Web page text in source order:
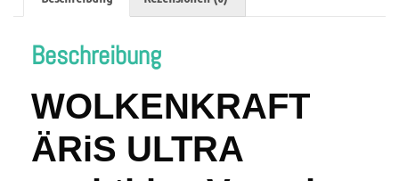
Beschreibung
WOLKENKRAFT
ÄRiS ULTRA